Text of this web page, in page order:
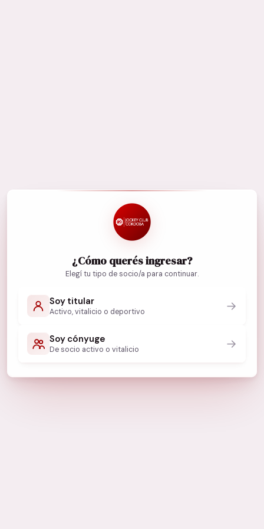
¿Cómo querés ingresar?
Elegí tu tipo de socio/a para continuar.
Soy titular
Activo, vitalicio o deportivo →
Soy cónyuge
De socio activo o vitalicio →